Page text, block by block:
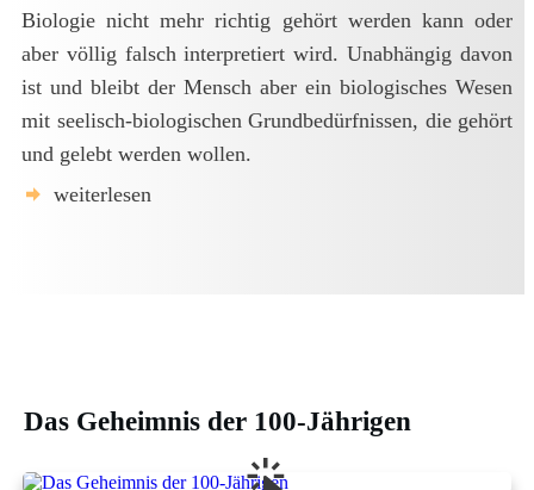
Biologie nicht mehr richtig gehört werden kann oder
aber völlig falsch interpretiert wird. Unabhängig davon
ist und bleibt der Mensch aber ein biologisches Wesen
mit seelisch-biologischen Grundbedürfnissen, die gehört
und gelebt werden wollen.
weiterlesen
Das Geheimnis der 100-Jährigen